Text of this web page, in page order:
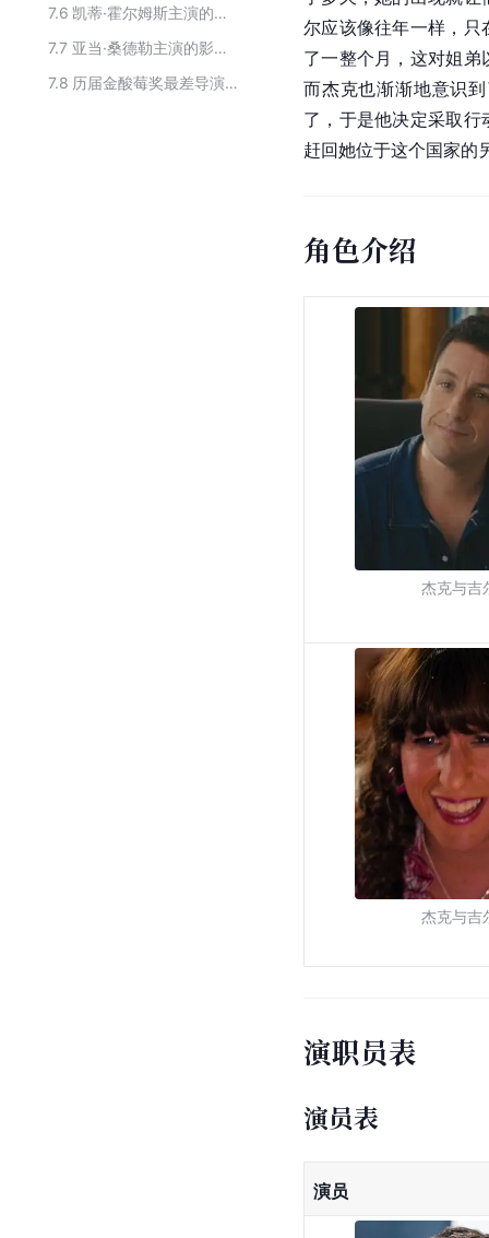
7.6
凯蒂·霍尔姆斯主演的电影
7.7
亚当·桑德勒主演的影视作品
7.8
历届金酸莓奖最差导演作品
尔应该像往年一样，只
了一整个月，这对姐
而杰克也渐渐地意识
了，于是他决定采取
赶回她位于这个国家的
角色介绍
杰克与吉
杰克与吉
演职员表
演员表
演员